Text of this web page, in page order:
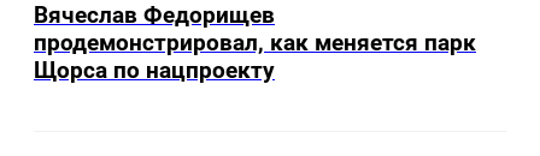
Вячеслав Федорищев
продемонстрировал, как меняется парк
Щорса по нацпроекту